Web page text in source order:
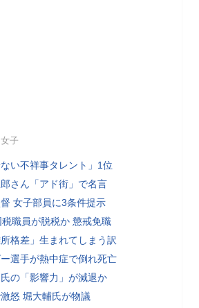
女子
ない不祥事タレント」1位
さん「アド街」で名言
女子部員に3条件提示
職員が脱税か 懲戒免職
所格差」生まれてしまう訳
選手が熱中症で倒れ死亡
の「影響力」が減退か
怒 堀大輔氏が物議